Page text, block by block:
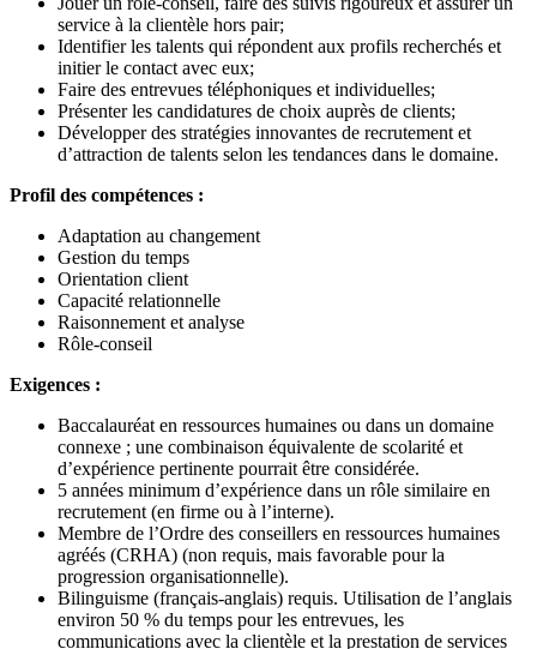
service à la clientèle hors pair;
Identifier les talents qui répondent aux profils recherchés et
initier le contact avec eux;
Faire des entrevues téléphoniques et individuelles;
Présenter les candidatures de choix auprès de clients;
Développer des stratégies innovantes de recrutement et
d’attraction de talents selon les tendances dans le domaine.
Profil des compétences :
Adaptation au changement
Gestion du temps
Orientation client
Capacité relationnelle
Raisonnement et analyse
Rôle-conseil
Exigences :
Baccalauréat en ressources humaines ou dans un domaine
connexe ; une combinaison équivalente de scolarité et
d’expérience pertinente pourrait être considérée.
5 années minimum d’expérience dans un rôle similaire en
recrutement (en firme ou à l’interne).
Membre de l’Ordre des conseillers en ressources humaines
agréés (CRHA) (non requis, mais favorable pour la
progression organisationnelle).
Bilinguisme (français-anglais) requis. Utilisation de l’anglais
environ 50 % du temps pour les entrevues, les
communications avec la clientèle et la prestation de services